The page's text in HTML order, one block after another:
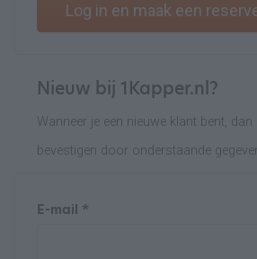
Log in en maak een
Nieuw bij 1Kapper.nl?
Wanneer je een nieuwe klant bent,
bevestigen door onderstaande
E-mail *